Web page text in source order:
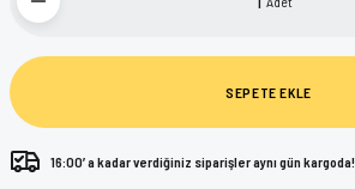
SEPETE EKLE
16:00’ a kadar verdiğiniz siparişler aynı gün kargoda!